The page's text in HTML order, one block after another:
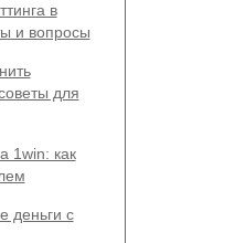
в
и вопросы
для
1win: как
деньги с